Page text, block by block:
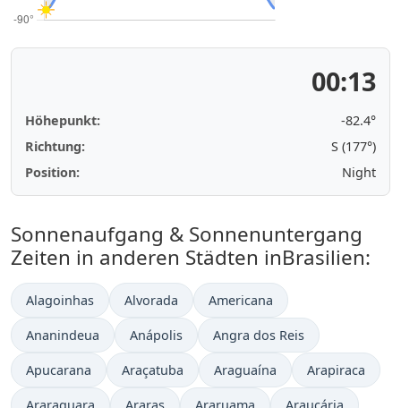
00:13
Höhepunkt:
-82.4°
Richtung:
S (177°)
Position:
Night
Sonnenaufgang & Sonnenuntergang
Zeiten in anderen Städten inBrasilien:
Alagoinhas Alvorada Americana
Ananindeua Anápolis Angra dos Reis
Apucarana Araçatuba Araguaína Arapiraca